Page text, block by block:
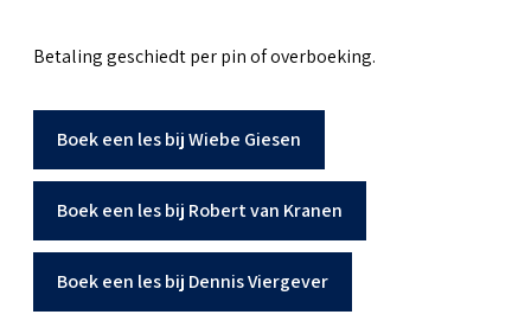
Betaling geschiedt per pin of overboeking.
Boek een les bij Wiebe Giesen
Boek een les bij Robert van Kranen
Boek een les bij Dennis Viergever